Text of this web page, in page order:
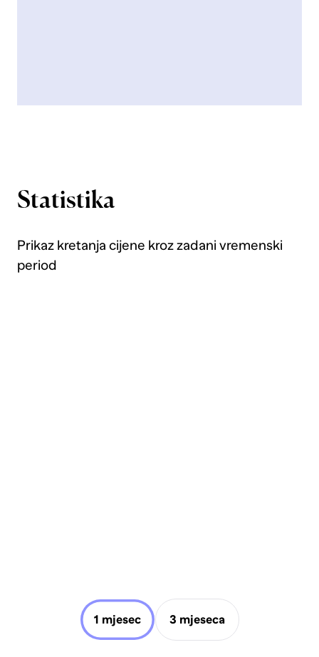
Statistika
Prikaz kretanja cijene kroz zadani vremenski
period
1 mjesec 3 mjeseca